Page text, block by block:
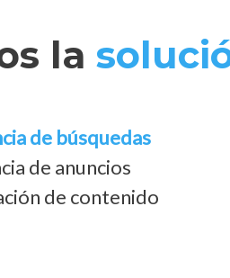
la
de búsquedas
de anuncios
de contenido